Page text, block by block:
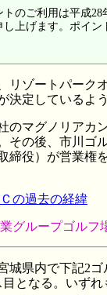
のご利用は平成28
上げます。ポイン
リゾートパーク
決定しているよう
マグノリアカ
その後、市川ゴ
締役）が営業権
の過去の経緯
ループゴルフ場
県内で下記2ゴ
となる。いず